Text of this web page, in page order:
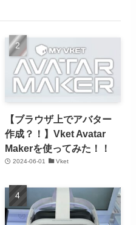
【ブラウザ上でアバター
作成？！】Vket Avatar
Makerを使ってみた！！
2024-06-01 Vket